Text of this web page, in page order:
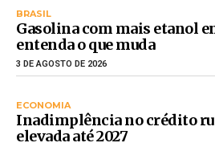
BRASIL
Gasolina com mais etanol
entenda o que muda
3 DE AGOSTO DE 2026
ECONOMIA
Inadimplência no crédito
elevada até 2027